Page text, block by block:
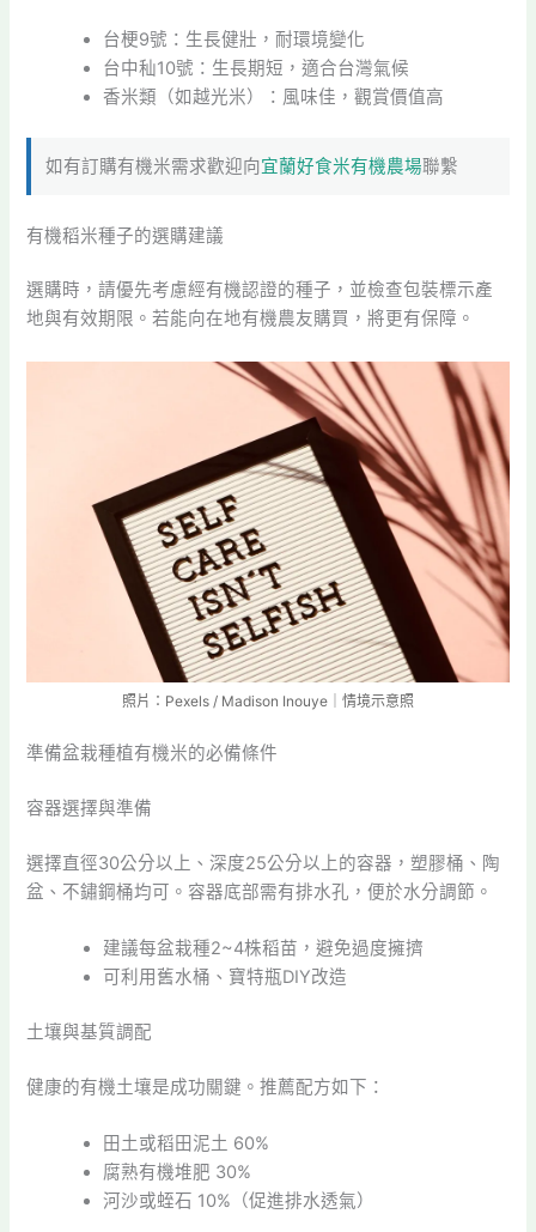
台梗9號：生長健壯，耐環境變化
台中秈10號：生長期短，適合台灣氣候
香米類（如越光米）：風味佳，觀賞價值高
如有訂購有機米需求歡迎向宜蘭好食米有機農場聯繫
有機稻米種子的選購建議
選購時，請優先考慮經有機認證的種子，並檢查包裝標示產
地與有效期限。若能向在地有機農友購買，將更有保障。
照片：Pexels / Madison Inouye｜情境示意照
準備盆栽種植有機米的必備條件
容器選擇與準備
選擇直徑30公分以上、深度25公分以上的容器，塑膠桶、陶
盆、不鏽鋼桶均可。容器底部需有排水孔，便於水分調節。
建議每盆栽種2~4株稻苗，避免過度擁擠
可利用舊水桶、寶特瓶DIY改造
土壤與基質調配
健康的有機土壤是成功關鍵。推薦配方如下：
田土或稻田泥土 60%
腐熟有機堆肥 30%
河沙或蛭石 10%（促進排水透氣）